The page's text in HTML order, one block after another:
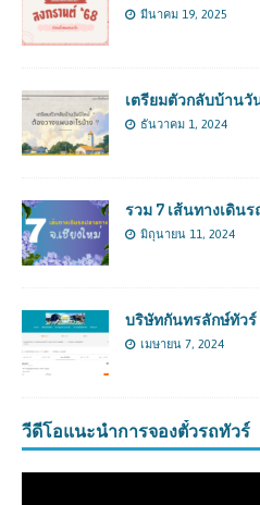
มีนาคม 19, 2025
เตรียมตัวกลับบ้านวั
ธันวาคม 1, 2024
รวม 7 เส้นทางเดิน
มิถุนายน 11, 2024
บริษัทกันทรลักษ์ทัวร์
เมษายน 7, 2024
วีดีโอแนะนำการจองตั๋วรถทัวร์